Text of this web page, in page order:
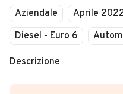
Aziendale Aprile
Diesel - Euro 6
Descrizione